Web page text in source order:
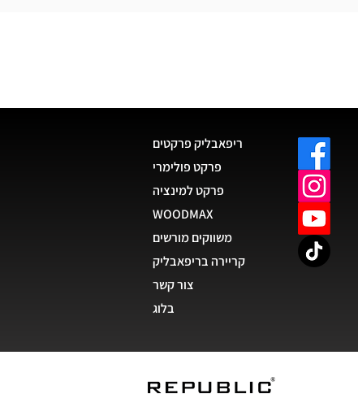
ריפאבליק פרקטים
פרקט פולימרי
פרקט למינציה
WOODMAX
משווקים מורשים
קריירה בריפאבליק
צור קשר
בלוג